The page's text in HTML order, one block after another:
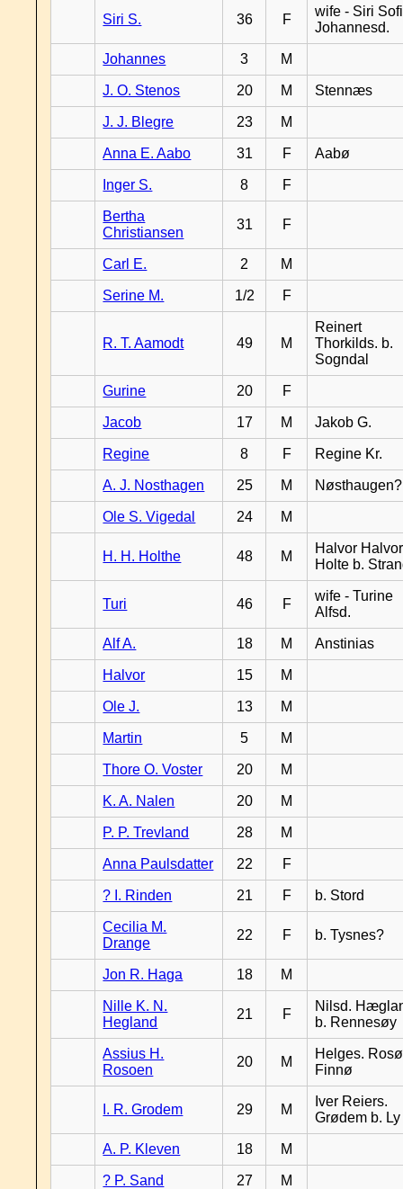
Siri S. 36 F
wife - Siri
Johannesd.
Johannes 3 M
J. O. Stenos 20 M Stennæs
J. J. Blegre 23 M
Anna E. Aabo 31 F Aabø
Inger S. 8 F
Bertha
Christiansen
31 F
Carl E. 2 M
Serine M. 1/2 F
R. T. Aamodt 49 M
Reinert
Thorkilds. b.
Sogndal
Gurine 20 F
Jacob 17 M Jakob G.
Regine 8 F Regine Kr.
A. J. Nosthagen 25 M Nøsthaugen?
Ole S. Vigedal 24 M
H. H. Holthe 48 M
Halvor
Holte b.
Turi 46 F
wife - Turine
Alfsd.
Alf A. 18 M Anstinias
Halvor 15 M
Ole J. 13 M
Martin 5 M
Thore O. Voster 20 M
K. A. Nalen 20 M
P. P. Trevland 28 M
Anna Paulsdatter 22 F
? I. Rinden 21 F b. Stord
Cecilia M.
Drange
22 F b. Tysnes?
Jon R. Haga 18 M
Nille K. N.
Hegland
21 F
Nilsd.
b. Rennesøy
Assius H.
Rosoen
20 M
Helges.
Finnø
I. R. Grodem 29 M
Iver Reiers.
Grødem b. Ly
A. P. Kleven 18 M
? P. Sand 27 M